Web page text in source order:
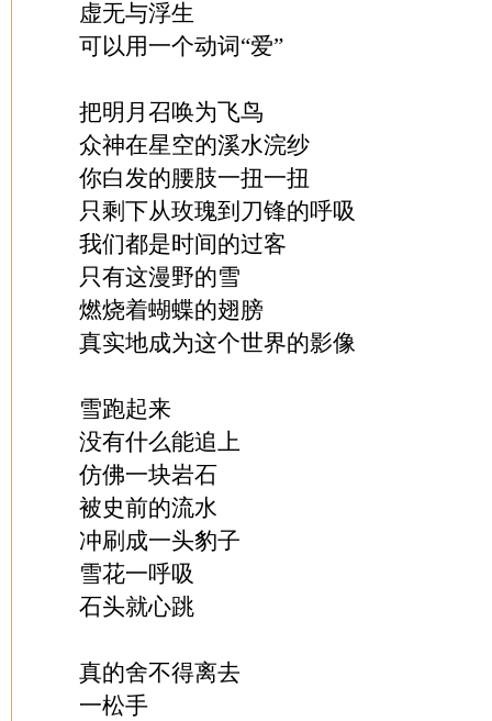
虚无与浮生
可以用一个动词“爱”
把明月召唤为飞鸟
众神在星空的溪水浣纱
你白发的腰肢一扭一扭
只剩下从玫瑰到刀锋的呼吸
我们都是时间的过客
只有这漫野的雪
燃烧着蝴蝶的翅膀
真实地成为这个世界的影像
雪跑起来
没有什么能追上
仿佛一块岩石
被史前的流水
冲刷成一头豹子
雪花一呼吸
石头就心跳
真的舍不得离去
一松手